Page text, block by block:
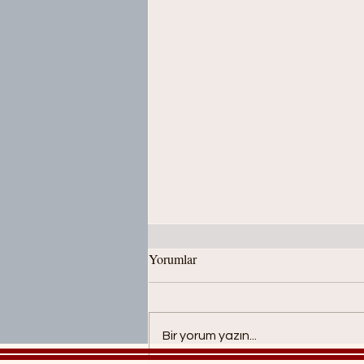
Yorumlar
Bir yorum yazın...